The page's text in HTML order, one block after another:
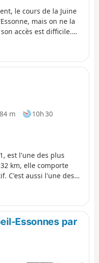
le cours de la Juine
mais on ne la
accès est difficile.
chemins entre les
urbanisé. L'obélisque
constitue une
m
10h 30
est l'une des plus
km, elle comporte
C'est aussi l'une des
comme l'Église
l'église de Sermaise
D'autres monuments
du parcours se
montées et descentes
de très
grand.
Essonnes par